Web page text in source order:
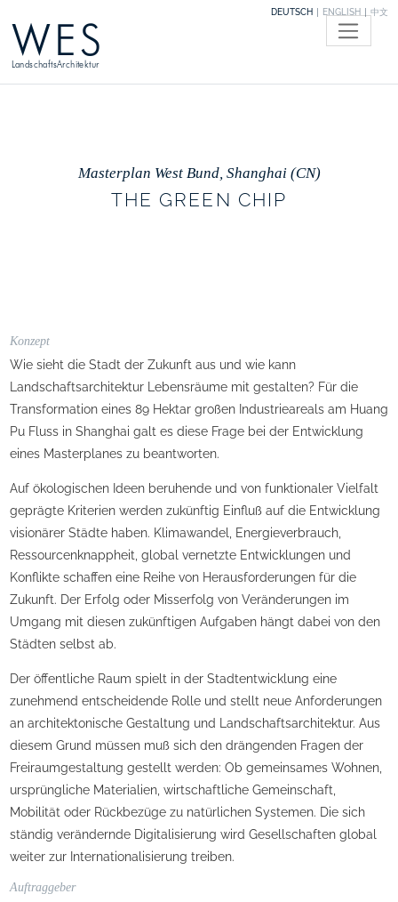
DEUTSCH ENGLISH 中文
WES
LandschaftsArchitektur
Masterplan West Bund, Shanghai (CN)
THE GREEN CHIP
Konzept
Wie sieht die Stadt der Zukunft aus und wie kann
Landschaftsarchitektur Lebensräume mit gestalten? Für die
Transformation eines 89 Hektar großen Industrieareals am Huang
Pu Fluss in Shanghai galt es diese Frage bei der Entwicklung
eines Masterplanes zu beantworten.
Auf ökologischen Ideen beruhende und von funktionaler Vielfalt
geprägte Kriterien werden zukünftig Einfluß auf die Entwicklung
visionärer Städte haben. Klimawandel, Energieverbrauch,
Ressourcenknappheit, global vernetzte Entwicklungen und
Konflikte schaffen eine Reihe von Herausforderungen für die
Zukunft. Der Erfolg oder Misserfolg von Veränderungen im
Umgang mit diesen zukünftigen Aufgaben hängt dabei von den
Städten selbst ab.
Der öffentliche Raum spielt in der Stadtentwicklung eine
zunehmend entscheidende Rolle und stellt neue Anforderungen
an architektonische Gestaltung und Landschaftsarchitektur. Aus
diesem Grund müssen muß sich den drängenden Fragen der
Freiraumgestaltung gestellt werden: Ob gemeinsames Wohnen,
ursprüngliche Materialien, wirtschaftliche Gemeinschaft,
Mobilität oder Rückbezüge zu natürlichen Systemen. Die sich
ständig verändernde Digitalisierung wird Gesellschaften global
weiter zur Internationalisierung treiben.
Auftraggeber